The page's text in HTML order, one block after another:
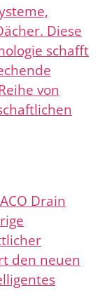
Diese
schafft
von
Drain
den neuen